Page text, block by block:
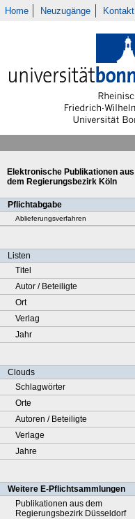
Home Neuzugänge Kontakt
Elektronische Publikationen aus
dem Regierungsbezirk Köln
Pflichtabgabe
Ablieferungsverfahren
Listen
Titel
Autor / Beteiligte
Ort
Verlag
Jahr
Clouds
Schlagwörter
Orte
Autoren / Beteiligte
Verlage
Jahre
Weitere E-Pflichtsammlungen
Publikationen aus dem
Regierungsbezirk Düsseldorf